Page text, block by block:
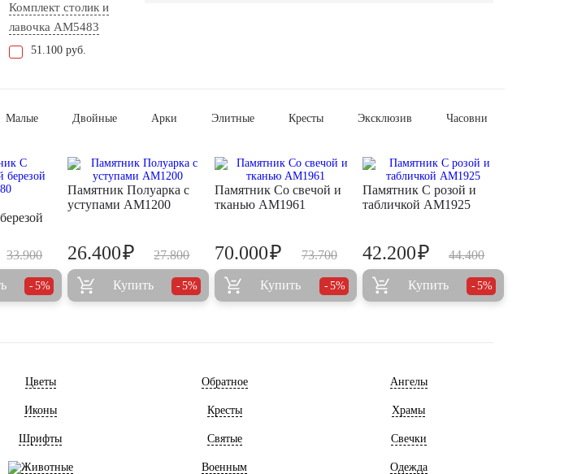
Комплект столик и
лавочка AM5483
51.100 руб.
Малые Двойные Арки Элитные Кресты Эксклюзив Часовни
33.900
5%
Памятник Полуарка с
уступами AM1200
27.800
26.400₽
Купить 5%
Памятник Со свечой и
тканью AM1961
73.700
70.000₽
Купить 5%
Памятник С розой и
табличкой AM1925
44.400
42.200₽
Купить 5%
Цветы Обратное Ангелы
Иконы Кресты Храмы
Шрифты Святые Свечки
Животные Военным Одежда